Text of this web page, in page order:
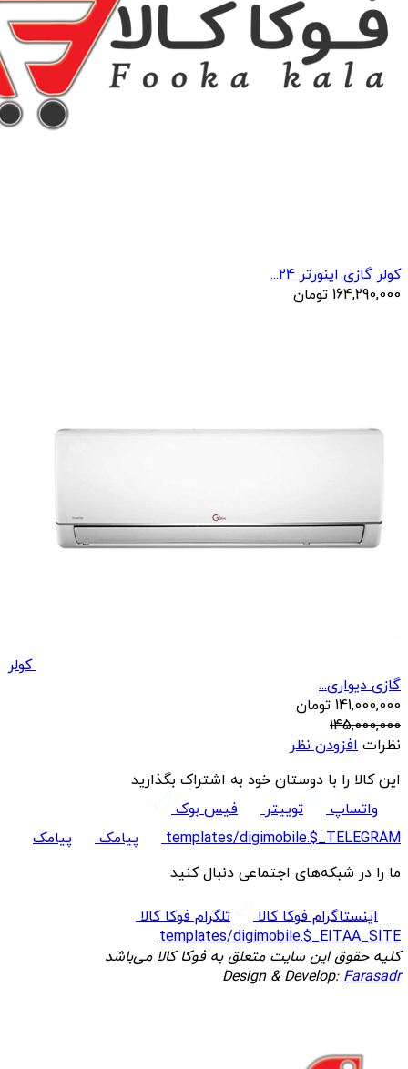
کولر گازی اینورتر 24...
164,290,000 تومان
کولر
گازی دیواری...
141,000,000 تومان
145,000,000
نظرات افزودن نظر
این کالا را با دوستان خود به اشتراک بگذارید
واتساپ
توییتر
فیس بوک
templates/digimobile.$_TELEGRAM
پیامک
پیامک
ما را در شبکه‌های اجتماعی دنبال کنید
اینستاگرام فوکا کالا
تلگرام فوکا کالا
templates/digimobile.$_EITAA_SITE
کلیه حقوق این سایت متعلق به فوکا کالا می‌باشد
Design & Develop:Farasadr